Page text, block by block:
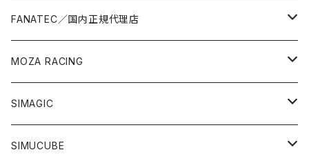
FANATEC／国内正規代理店
バンドルセット
レーシングバンドル
ドリフトバンドル
ステアリングモーター
ステアリング
MOZA RACING
ステアリングモーター
ステアリング
SIMAGIC
ステアリングモーター
SIMUCUBE